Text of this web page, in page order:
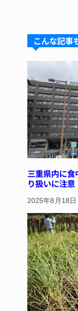
こんな記事
三重県内に
り扱いに注意
2025年8月18日